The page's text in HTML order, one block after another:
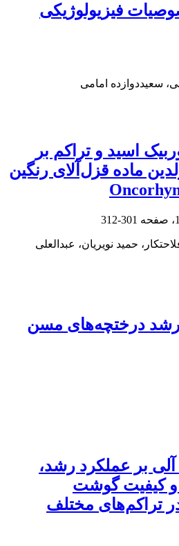
فیزیولوژیکی
سعیددوازده امامی
اسید و تراکم بر
ماده قزل‌آلای رنگین
301-312
حمید نویریان، عبدالعلی
رشد درختچه‌های مسن
آلی بر عملکرد رشد،
کیفیت گوشت
تراکم‌های مختلف